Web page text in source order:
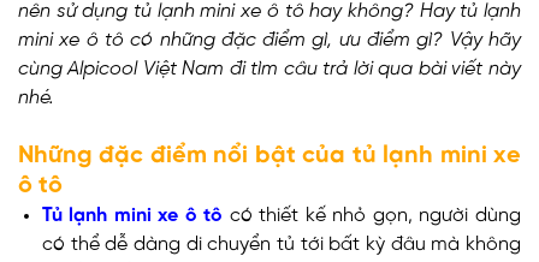
nên sử dụng tủ lạnh mini xe ô tô hay không? Hay tủ lạnh
mini xe ô tô có những đặc điểm gì, ưu điểm gì? Vậy hãy
cùng Alpicool Việt Nam đi tìm câu trả lời qua bài viết này
nhé.
Những đặc điểm nổi bật của tủ lạnh mini xe
ô tô
Tủ lạnh mini xe ô tô có thiết kế nhỏ gọn, người dùng
có thể dễ dàng di chuyển tủ tới bất kỳ đâu mà không